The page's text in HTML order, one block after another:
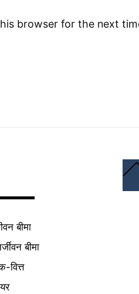
browser for the next
बीमा
बीमा
वित्त